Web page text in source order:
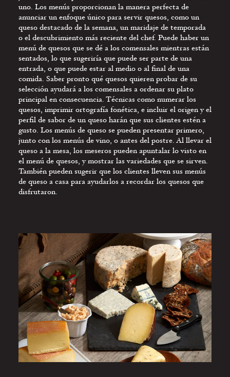
MARIDAJE DE
QUESOS Y VINO
uno. Los menús proporcionan la manera perfecta de
anunciar un enfoque único para servir quesos, como un
queso destacado de la semana, un maridaje de temporada
o el descubrimiento más reciente del chef. Puede haber un
menú de quesos que se dé a los comensales mientras están
sentados, lo que sugeriría que puede ser parte de una
entrada, o que puede estar al medio o al final de una
comida. Saber pronto qué quesos quieren probar de su
selección ayudará a los comensales a ordenar su plato
principal en consecuencia. Técnicas como numerar los
quesos, imprimir ortografía fonética, e incluir el origen y el
perfil de sabor de un queso harán que sus clientes estén a
gusto. Los menús de queso se pueden presentar primero,
junto con los menús de vino, o antes del postre. Al llevar el
queso a la mesa, los meseros pueden apuntalar lo visto en
el menú de quesos, y mostrar las variedades que se sirven.
También pueden sugerir que los clientes lleven sus menús
de queso a casa para ayudarlos a recordar los quesos que
disfrutaron.